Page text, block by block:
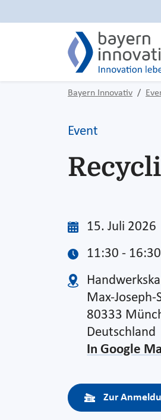
Bayern Innovativ
Event
15. Juli 2026
11:30 -
Max-Joseph-
80333
Deutschland
In Google
Zur